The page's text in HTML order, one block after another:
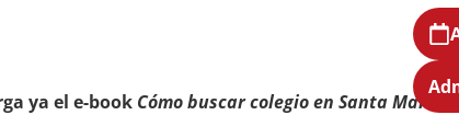
ya el e-book Cómo buscar colegio en Santa Marta: